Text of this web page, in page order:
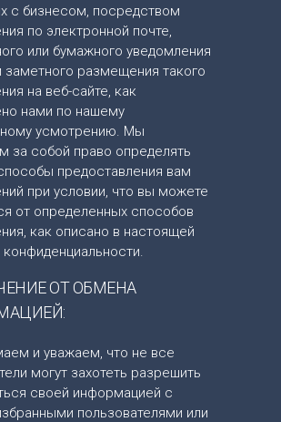
с бизнесом, посредством
по электронной почте,
или бумажного уведомления
заметного размещения такого
на веб-сайте, как
нами по нашему
усмотрению. Мы
за собой право определять
предоставления вам
при условии, что вы можете
от определенных способов
как описано в настоящей
ОТ ОБМЕНА
и уважаем, что не все
могут захотеть разрешить
своей информацией с
пользователями или